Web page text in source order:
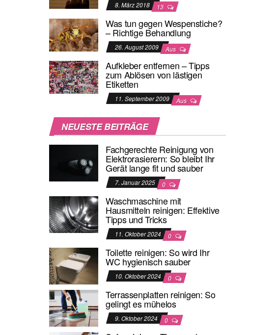
8. März 2018 13
Was tun gegen Wespenstiche?
– Richtige Behandlung
26. August 2009 Aus
Aufkleber entfernen – Tipps
zum Ablösen von lästigen
Etiketten
11. September 2009 Aus
NEUESTE BEITRÄGE
Fachgerechte Reinigung von
Elektrorasierern: So bleibt Ihr
Gerät lange fit und sauber
7. Januar 2025 0
Waschmaschine mit
Hausmitteln reinigen: Effektive
Tipps und Tricks
11. Oktober 2024 0
Toilette reinigen: So wird Ihr
WC hygienisch sauber
10. Oktober 2024 0
Terrassenplatten reinigen: So
gelingt es mühelos
9. Oktober 2024 0